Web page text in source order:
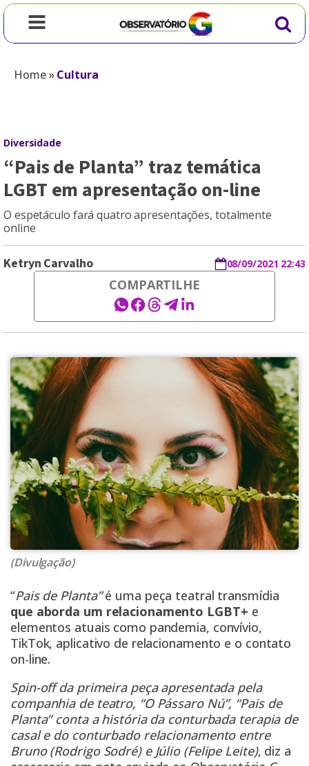
Home»Cultura
Diversidade
“Pais de Planta” traz temática
LGBT em apresentação on-line
O espetáculo fará quatro apresentações, totalmente
online
Ketryn Carvalho 08/09/2021 22:43
COMPARTILHE
(Divulgação)
“Pais de Planta”é uma peça teatral transmídia
que aborda um relacionamento LGBT+ e
elementos atuais como pandemia, convívio,
TikTok, aplicativo de relacionamento e o contato
on-line.
Spin-off da primeira peça apresentada pela
companhia de teatro, “O Pássaro Nú”, “Pais de
Planta” conta a história da conturbada terapia de
casal e do conturbado relacionamento entre
Bruno (Rodrigo Sodré) e Júlio (Felipe Leite), diz a